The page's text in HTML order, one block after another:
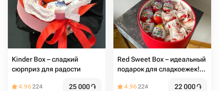
Kinder Box – сладкий
сюрприз для радости
4.96224 25 000֏
Red Sweet Box – идеальный
подарок для сладкоежек!
4.96224 22 000֏